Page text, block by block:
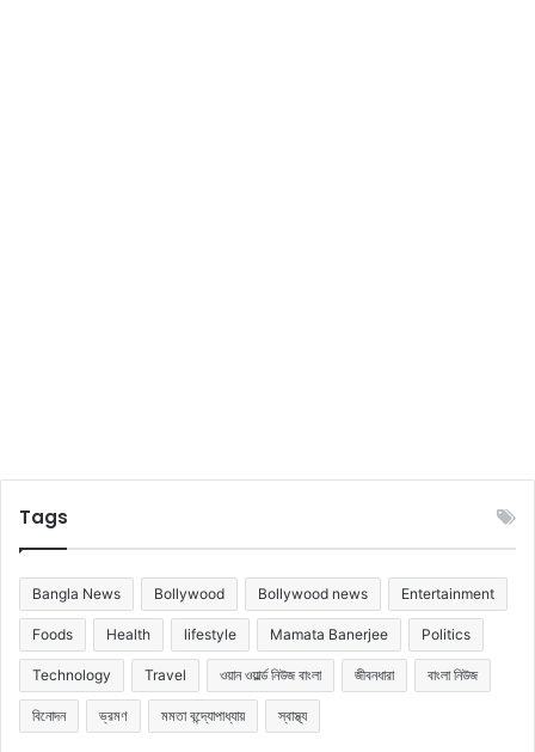
Tags
Bangla News Bollywood Bollywood news Entertainment
Foods Health lifestyle Mamata Banerjee Politics
Technology Travel ওয়ান ওয়ার্ল্ড নিউজ বাংলা জীবনধারা বাংলা নিউজ
বিনোদন ভ্রমণ মমতা বন্দ্যোপাধ্যায় স্বাস্থ্য